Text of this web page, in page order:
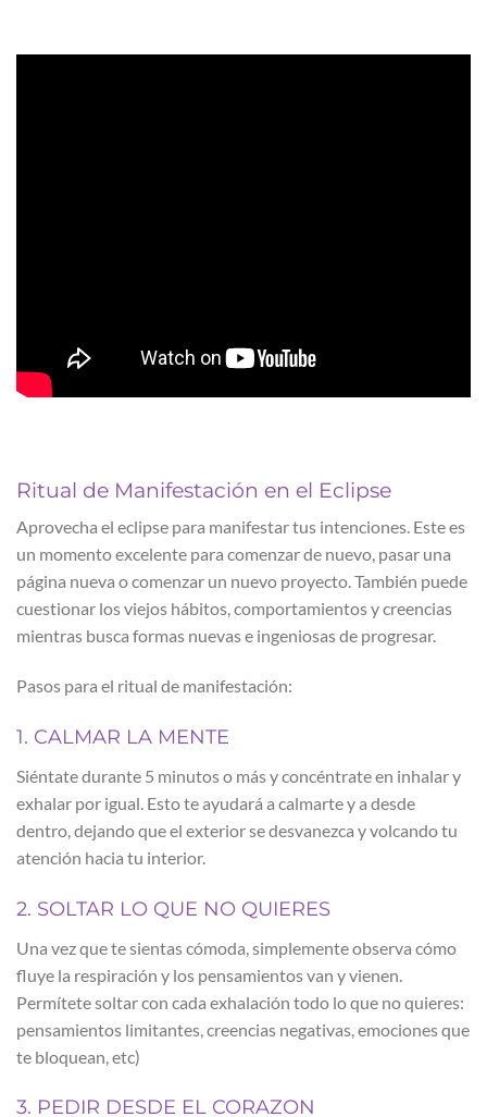
Ritual de Manifestación en el Eclipse
Aprovecha el eclipse para manifestar tus intenciones. Este es
un momento excelente para comenzar de nuevo, pasar una
página nueva o comenzar un nuevo proyecto. También puede
cuestionar los viejos hábitos, comportamientos y creencias
mientras busca formas nuevas e ingeniosas de progresar.
Pasos para el ritual de manifestación:
1. CALMAR LA MENTE
Siéntate durante 5 minutos o más y concéntrate en inhalar y
exhalar por igual. Esto te ayudará a calmarte y a desde
dentro, dejando que el exterior se desvanezca y volcando tu
atención hacia tu interior.
2. SOLTAR LO QUE NO QUIERES
Una vez que te sientas cómoda, simplemente observa cómo
fluye la respiración y los pensamientos van y vienen.
Permítete soltar con cada exhalación todo lo que no quieres:
pensamientos limitantes, creencias negativas, emociones que
te bloquean, etc)
3. PEDIR DESDE EL CORAZON